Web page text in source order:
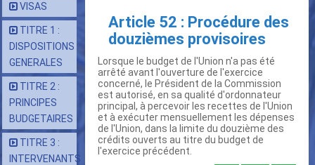
VISAS
TITRE 1 :
DISPOSITIONS
GENERALES
TITRE 2 :
PRINCIPES
BUDGETAIRES
TITRE 3 :
INTERVENANTS
Article 52 : Procédure des
douzièmes provisoires
Lorsque le budget de l'Union n'a pas été
arrêté avant l'ouverture de l'exercice
concerné, le Président de la Commission
est autorisé, en sa qualité d'ordonnateur
principal, à percevoir les recettes de l'Union
et à exécuter mensuellement les dépenses
de l'Union, dans la limite du douzième des
crédits ouverts au titre du budget de
l'exercice précédent.